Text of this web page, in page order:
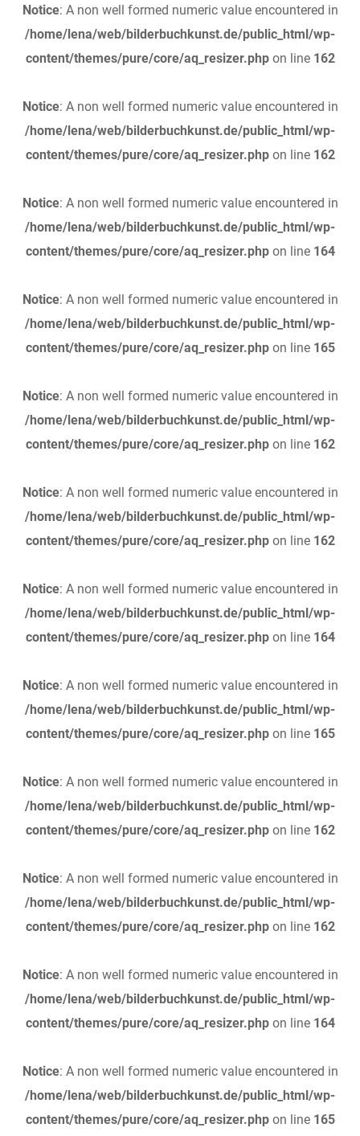
Notice: A non well formed numeric value encountered in
/home/lena/web/bilderbuchkunst.de/public_html/wp-
content/themes/pure/core/aq_resizer.phpon line 162
Notice: A non well formed numeric value encountered in
/home/lena/web/bilderbuchkunst.de/public_html/wp-
content/themes/pure/core/aq_resizer.phpon line 162
Notice: A non well formed numeric value encountered in
/home/lena/web/bilderbuchkunst.de/public_html/wp-
content/themes/pure/core/aq_resizer.phpon line 164
Notice: A non well formed numeric value encountered in
/home/lena/web/bilderbuchkunst.de/public_html/wp-
content/themes/pure/core/aq_resizer.phpon line 165
Notice: A non well formed numeric value encountered in
/home/lena/web/bilderbuchkunst.de/public_html/wp-
content/themes/pure/core/aq_resizer.phpon line 162
Notice: A non well formed numeric value encountered in
/home/lena/web/bilderbuchkunst.de/public_html/wp-
content/themes/pure/core/aq_resizer.phpon line 162
Notice: A non well formed numeric value encountered in
/home/lena/web/bilderbuchkunst.de/public_html/wp-
content/themes/pure/core/aq_resizer.phpon line 164
Notice: A non well formed numeric value encountered in
/home/lena/web/bilderbuchkunst.de/public_html/wp-
content/themes/pure/core/aq_resizer.phpon line 165
Notice: A non well formed numeric value encountered in
/home/lena/web/bilderbuchkunst.de/public_html/wp-
content/themes/pure/core/aq_resizer.phpon line 162
Notice: A non well formed numeric value encountered in
/home/lena/web/bilderbuchkunst.de/public_html/wp-
content/themes/pure/core/aq_resizer.phpon line 162
Notice: A non well formed numeric value encountered in
/home/lena/web/bilderbuchkunst.de/public_html/wp-
content/themes/pure/core/aq_resizer.phpon line 164
Notice: A non well formed numeric value encountered in
/home/lena/web/bilderbuchkunst.de/public_html/wp-
content/themes/pure/core/aq_resizer.phpon line 165